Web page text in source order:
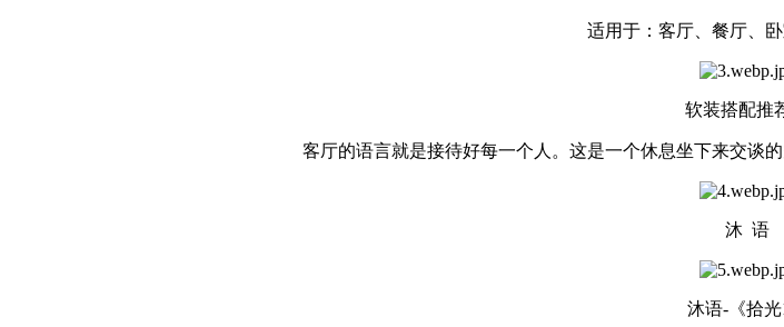
适用于：客厅、餐厅、
软装搭配推
客厅的语言就是接待好每一个人。这是一个休息坐下来交谈
沐 语
沐语-《拾光